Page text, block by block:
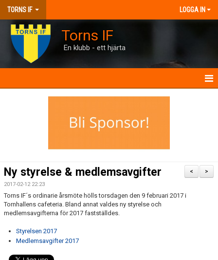
TORNS IF LOGGA IN
Torns IF
En klubb - ett hjärta
MATCHER
BILJETTER
>
<
Ny styrelse & medlemsavgifter
2017-02-12 22:23
Torns IF´s ordinarie årsmöte hölls torsdagen den 9 februari 2017 i
Tornhallens cafeteria. Bland annat valdes ny styrelse och
medlemsavgifterna för 2017 fastställdes.
Styrelsen 2017
Medlemsavgifter 2017